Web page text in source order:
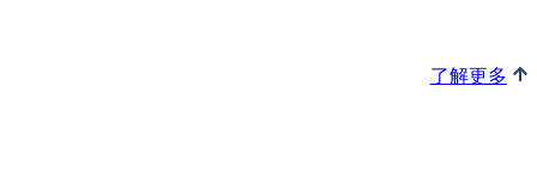
了解更多